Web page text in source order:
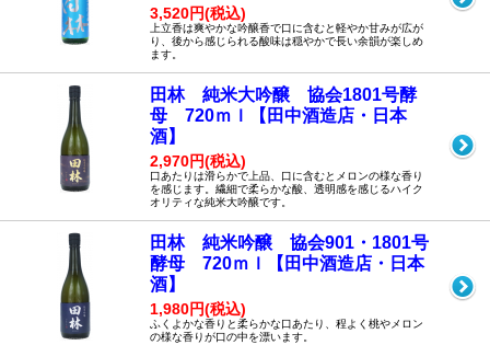
3,520円(税込)
上立香は爽やかな吟醸香で口に含むと軽やか甘みが広が
り、後から感じられる酸味は穏やかで長い余韻が楽しめ
ます。
田林 純米大吟醸 協会1801号酵
母 720ｍｌ【田中酒造店・日本
酒】
2,970円(税込)
口あたりは滑らかで上品、口に含むとメロンの様な香り
を感じます。繊細で柔らかな酸、透明感を感じるハイク
オリティな純米大吟醸です。
田林 純米吟醸 協会901・1801号
酵母 720ｍｌ【田中酒造店・日本
酒】
1,980円(税込)
ふくよかな香りと柔らかな口あたり、程よく桃やメロン
の様な香りが口の中を漂います。